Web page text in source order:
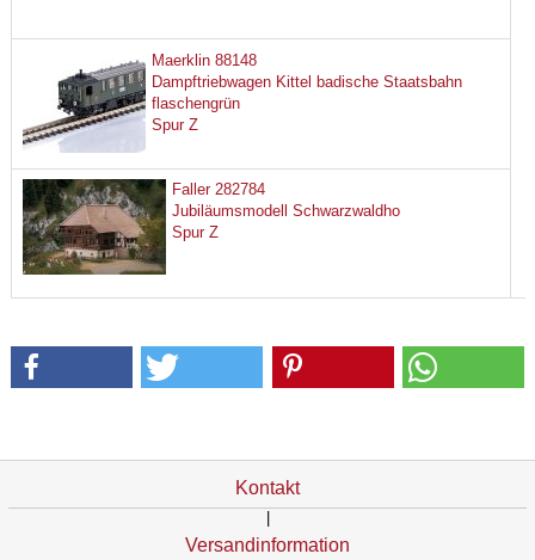
Maerklin 88148
Dampftriebwagen Kittel badische Staatsbahn
flaschengrün
Spur Z
Faller 282784
Jubiläumsmodell Schwarzwaldho
Spur Z
Kontakt
Versandinformation